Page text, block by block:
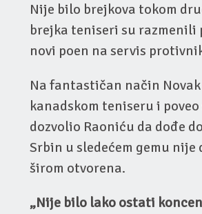
Nije bilo brejkova tokom
brejka teniseri su razmenili
novi poen na servis
Na fantastičan način
kanadskom teniseru i
dozvolio Raoniću da dođe
Srbin u sledećem gemu
širom otvorena.
„Nije bilo lako ostati